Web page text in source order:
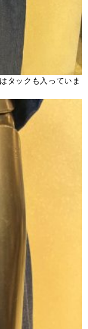
タックも入っていま